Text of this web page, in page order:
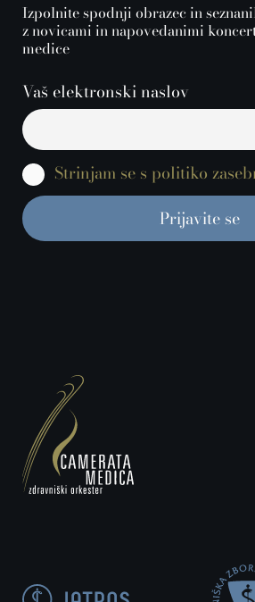
Izpolnite spodnji obrazec in
z novicami in napovedanimi
medice
Vaš elektronski naslov
Strinjam se s politiko